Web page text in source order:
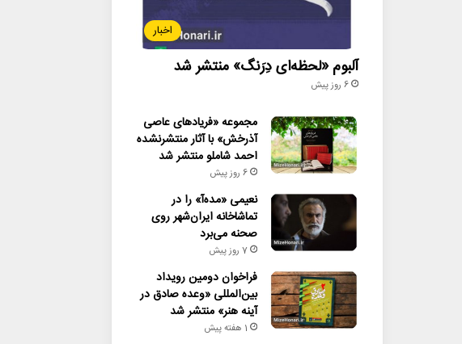
اخبار
آلبوم «لحظه‌ای دِرَنگ» منتشر شد
6 روز پیش
مجموعه «فریادهای عاصی
آذرخش» با آثار منتشرنشده
احمد شاملو منتشر شد
6 روز پیش
نعیمی «مده‌آ» را در
تماشاخانه ایران‌شهر روی
صحنه می‌برد
7 روز پیش
فراخوان دومین رویداد
بین‌المللی «وعده صادق در
آینه هنر» منتشر شد
1 هفته پیش